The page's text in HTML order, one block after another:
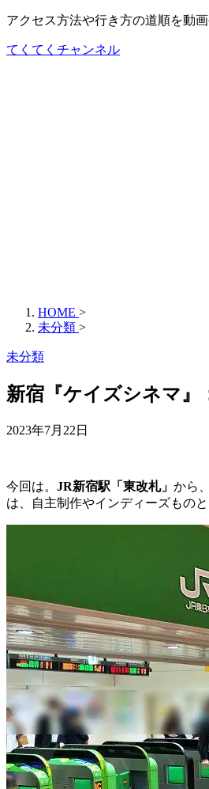
アクセス方法や行き方の道順を動
てくてくチャンネル
HOME >
未分類 >
未分類
新宿『ケイズシネマ』
2023年7月22日
今回は。 JR新宿駅「東改札」 から、
は、自主制作やインディーズもの